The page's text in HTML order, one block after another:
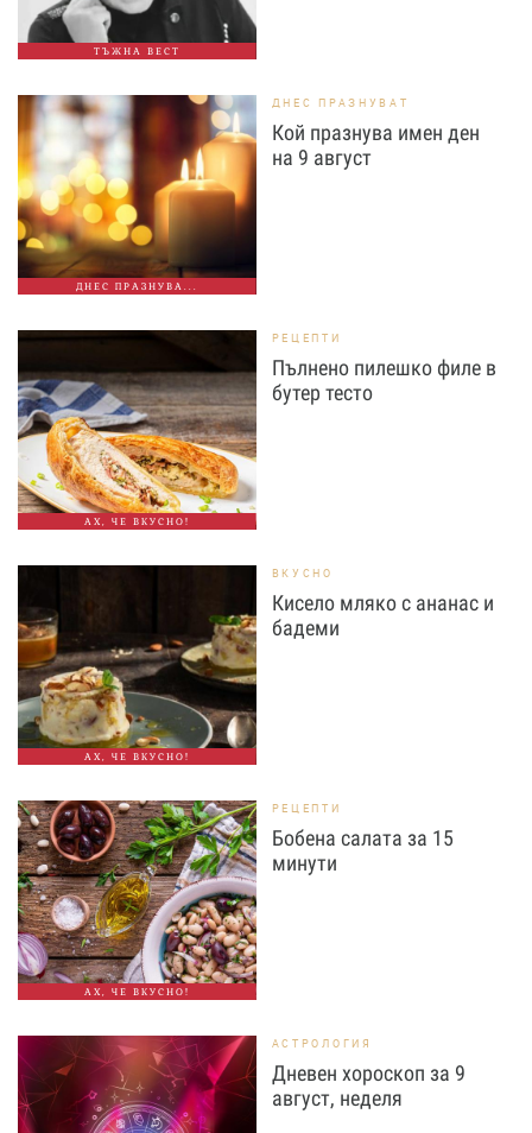
ТЪЖНА ВЕСТ
ДНЕС ПРАЗНУВА...
ДНЕС ПРАЗНУВАТ
Кой празнува имен ден
на 9 август
АХ, ЧЕ ВКУСНО!
РЕЦЕПТИ
Пълнено пилешко филе в
бутер тесто
АХ, ЧЕ ВКУСНО!
ВКУСНО
Кисело мляко с ананас и
бадеми
АХ, ЧЕ ВКУСНО!
РЕЦЕПТИ
Бобена салата за 15
минути
АСТРОЛОГИЯ
Дневен хороскоп за 9
август, неделя